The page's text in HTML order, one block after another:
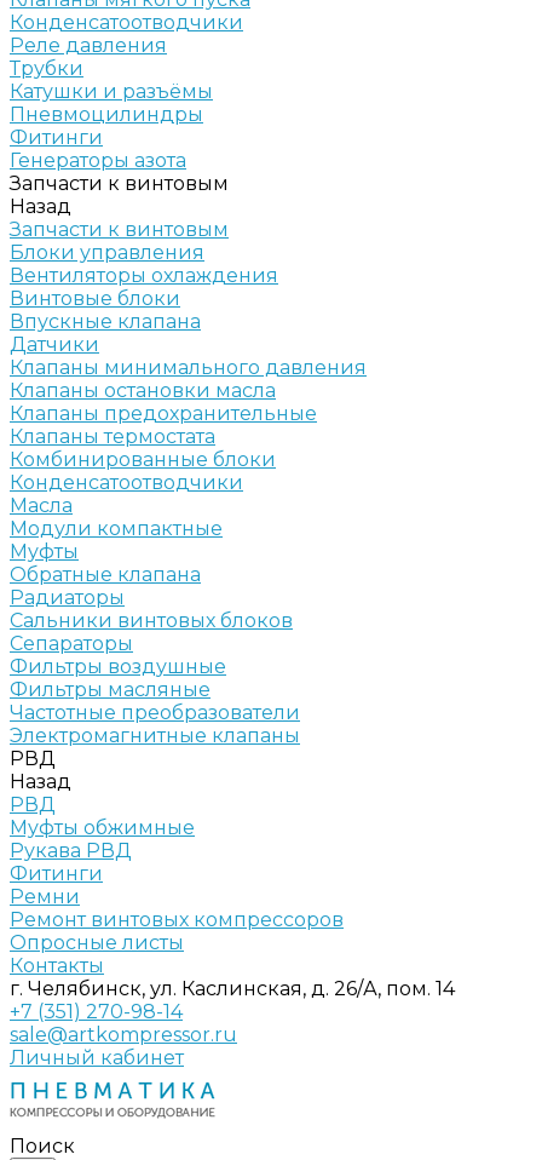
Конденсатоотводчики
Реле давления
Трубки
Катушки и разъёмы
Пневмоцилиндры
Фитинги
Генераторы азота
Запчасти к винтовым
Назад
Запчасти к винтовым
Блоки управления
Вентиляторы охлаждения
Винтовые блоки
Впускные клапана
Датчики
Клапаны минимального давления
Клапаны остановки масла
Клапаны предохранительные
Клапаны термостата
Комбинированные блоки
Конденсатоотводчики
Масла
Модули компактные
Муфты
Обратные клапана
Радиаторы
Сальники винтовых блоков
Сепараторы
Фильтры воздушные
Фильтры масляные
Частотные преобразователи
Электромагнитные клапаны
РВД
Назад
РВД
Муфты обжимные
Рукава РВД
Фитинги
Ремни
Ремонт винтовых компрессоров
Опросные листы
Контакты
г. Челябинск, ул. Каслинская, д. 26/А, пом. 14
+7 (351) 270-98-14
sale@artkompressor.ru
Личный кабинет
Поиск